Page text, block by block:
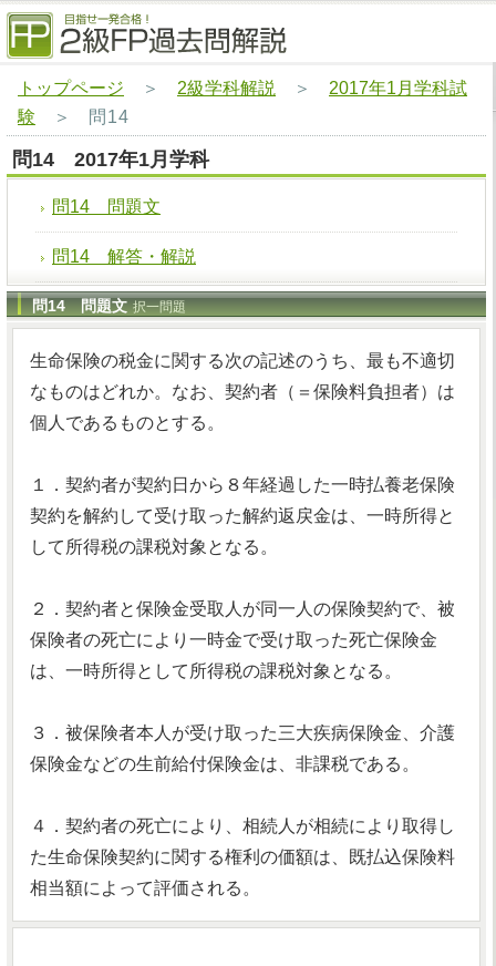
トップページ ＞ 2級学科解説 ＞ 2017年1月学科試
験 ＞ 問14
問14 2017年1月学科
問14 問題文
問14 解答・解説
問14 問題文 択一問題
生命保険の税金に関する次の記述のうち、最も不適切
なものはどれか。なお、契約者（＝保険料負担者）は
個人であるものとする。
１．契約者が契約日から８年経過した一時払養老保険
契約を解約して受け取った解約返戻金は、一時所得と
して所得税の課税対象となる。
２．契約者と保険金受取人が同一人の保険契約で、被
保険者の死亡により一時金で受け取った死亡保険金
は、一時所得として所得税の課税対象となる。
３．被保険者本人が受け取った三大疾病保険金、介護
保険金などの生前給付保険金は、非課税である。
４．契約者の死亡により、相続人が相続により取得し
た生命保険契約に関する権利の価額は、既払込保険料
相当額によって評価される。